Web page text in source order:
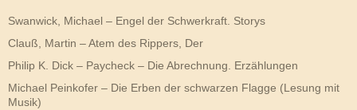
Swanwick, Michael – Engel der Schwerkraft. Storys
Clauß, Martin – Atem des Rippers, Der
Philip K. Dick – Paycheck – Die Abrechnung. Erzählungen
Michael Peinkofer – Die Erben der schwarzen Flagge (Lesung mit
Musik)